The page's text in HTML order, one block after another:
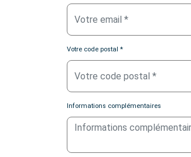
Votre code postal *
Informations complémentaires